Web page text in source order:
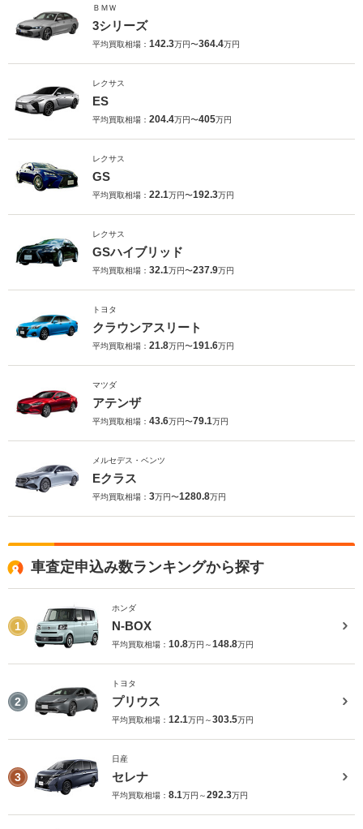
ＢＭＷ
3シリーズ
平均買取相場： 142.3万円〜364.4万円
レクサス
ES
平均買取相場： 204.4万円〜405万円
レクサス
GS
平均買取相場： 22.1万円〜192.3万円
レクサス
GSハイブリッド
平均買取相場： 32.1万円〜237.9万円
トヨタ
クラウンアスリート
平均買取相場： 21.8万円〜191.6万円
マツダ
アテンザ
平均買取相場： 43.6万円〜79.1万円
メルセデス・ベンツ
Eクラス
平均買取相場： 3万円〜1280.8万円
車査定申込み数ランキングから探す
1
ホンダ
N-BOX
平均買取相場： 10.8万円～148.8万円
2
トヨタ
プリウス
平均買取相場： 12.1万円～303.5万円
3
日産
セレナ
平均買取相場： 8.1万円～292.3万円